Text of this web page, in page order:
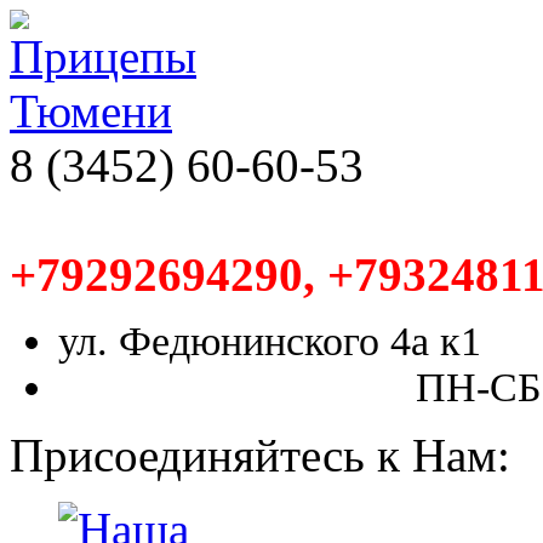
8 (3452) 60-60-53
+79292694290,
ул. Федюнинского 4а к1
ПН-СБ,
Присоединяйтесь к Нам: